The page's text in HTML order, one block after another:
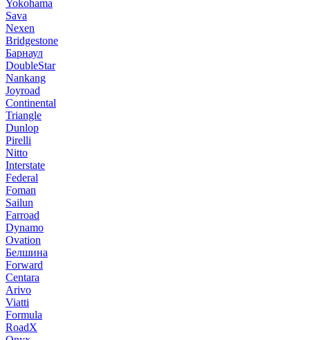
Yokohama
Sava
Nexen
Bridgestone
Барнаул
DoubleStar
Nankang
Joyroad
Continental
Triangle
Dunlop
Pirelli
Nitto
Interstate
Federal
Foman
Sailun
Farroad
Dynamo
Ovation
Белшина
Forward
Centara
Arivo
Viatti
Formula
RoadX